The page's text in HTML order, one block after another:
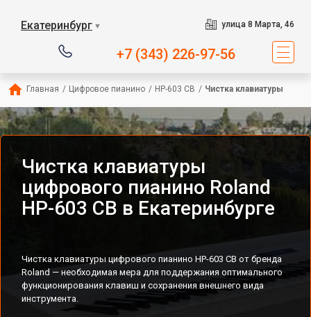
Екатеринбург ▼ улица 8 Марта, 46
+7 (343) 226-97-56
Главная / Цифровое пианино / HP-603 CB / Чистка клавиатуры
Чистка клавиатуры
цифрового пианино Roland
HP-603 CB в Екатеринбурге
Чистка клавиатуры цифрового пианино HP-603 CB от бренда
Roland — необходимая мера для поддержания оптимального
функционирования клавиш и сохранения внешнего вида
инструмента.